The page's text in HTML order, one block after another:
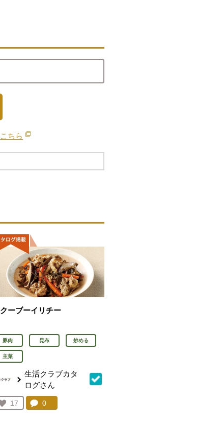
こちら 別のウィンドウで開きます。
クーブーイリチー
豚肉 昆布 炒める
主菜
生活クラブカタ
ログさん
お気に入り登録：
17
人が登録
コメント：
0件。コメントを見る。